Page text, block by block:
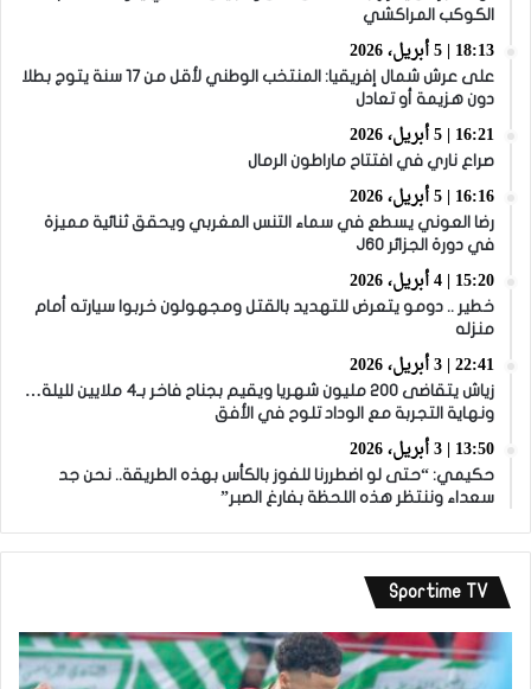
الكوكب المراكشي
18:13 | 5 أبريل، 2026
على عرش شمال إفريقيا: المنتخب الوطني لأقل من 17 سنة يتوج بطلا
دون هزيمة أو تعادل
16:21 | 5 أبريل، 2026
صراع ناري في افتتاح ماراطون الرمال
16:16 | 5 أبريل، 2026
رضا العوني يسطع في سماء التنس المغربي ويحقق ثنائية مميزة
في دورة الجزائر J60
15:20 | 4 أبريل، 2026
خطير .. دومو يتعرض للتهديد بالقتل ومجهولون خربوا سيارته أمام
منزله
22:41 | 3 أبريل، 2026
زياش يتقاضى 200 مليون شهريا ويقيم بجناح فاخر بـ4 ملايين لليلة…
ونهاية التجربة مع الوداد تلوح في الأفق
13:50 | 3 أبريل، 2026
حكيمي: “حتى لو اضطررنا للفوز بالكأس بهذه الطريقة.. نحن جد
سعداء وننتظر هذه اللحظة بفارغ الصبر”
Sportime TV